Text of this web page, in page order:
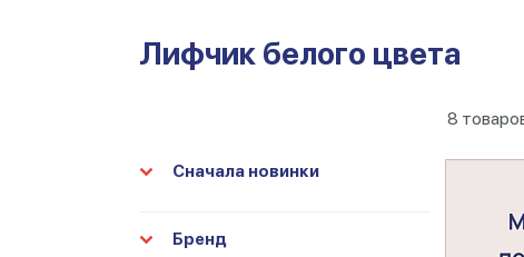
Лифчик белого цвета
Сначала новинки
Бренд
8